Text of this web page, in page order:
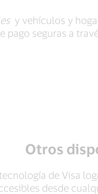
y vehículos y
seguras a
Otros
de Visa
desde